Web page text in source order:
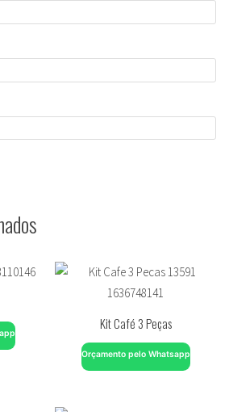
Kit Café 3 Peças
Orçamento pelo Whatsapp